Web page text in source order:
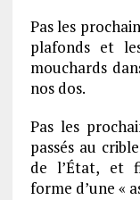
Pas les
plafonds et
mouchards
nos dos.
Pas les
passés au
de l’État, et
forme d’une «